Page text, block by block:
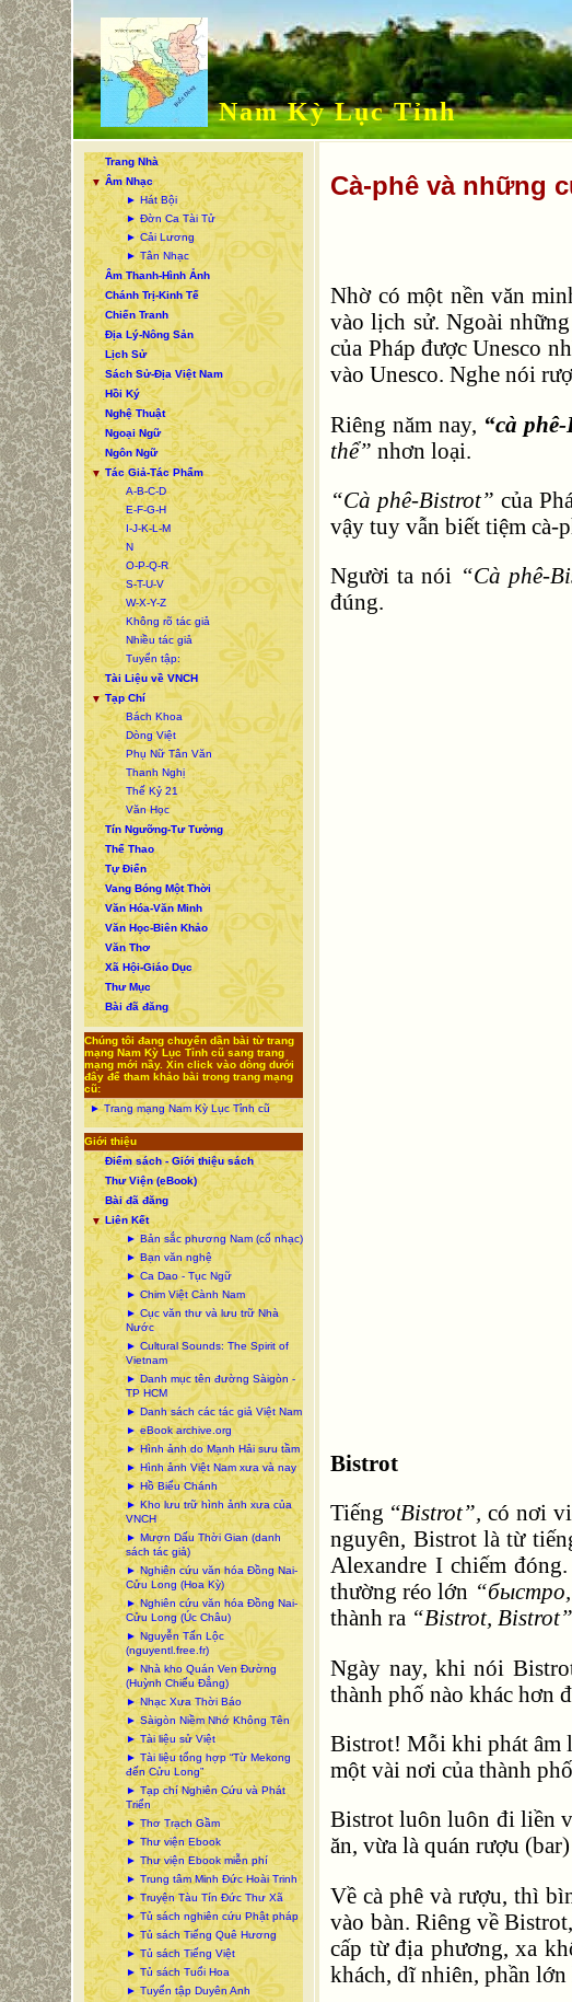
Nam Kỳ Lục Tỉnh
Trang Nhà
▼ Âm Nhạc
► Hát Bội
► Đờn Ca Tài Tử
► Cải Lương
► Tân Nhạc
Âm Thanh-Hình Ảnh
Chánh Trị-Kinh Tế
Chiến Tranh
Địa Lý-Nông Sản
Lịch Sử
Sách Sử-Địa Việt Nam
Hồi Ký
Nghệ Thuật
Ngoại Ngữ
Ngôn Ngữ
▼ Tác Giả-Tác Phẩm
A-B-C-D
E-F-G-H
I-J-K-L-M
N
O-P-Q-R
S-T-U-V
W-X-Y-Z
Không rõ tác giả
Nhiều tác giả
Tuyển tập:
Tài Liệu về VNCH
▼ Tạp Chí
Bách Khoa
Dòng Việt
Phụ Nữ Tân Văn
Thanh Nghị
Thế Kỷ 21
Văn Học
Tín Ngưỡng-Tư Tưởng
Thể Thao
Tự Điển
Vang Bóng Một Thời
Văn Hóa-Văn Minh
Văn Học-Biên Khảo
Văn Thơ
Xã Hội-Giáo Dục
Thư Mục
Bài đã đăng
Chúng tôi đang chuyển dần bài từ trang
mạng Nam Kỳ Lục Tỉnh cũ sang trang
mạng mới nầy. Xin click vào dòng dưới
đây để tham khảo bài trong trang mạng
cũ:
► Trang mạng Nam Kỳ Lục Tỉnh cũ
Giới thiệu
Điểm sách - Giới thiệu sách
Thư Viện (eBook)
Bài đã đăng
▼ Liên Kết
► Bản sắc phương Nam (cổ nhạc)
► Bạn văn nghệ
► Ca Dao - Tục Ngữ
► Chim Việt Cành Nam
► Cục văn thư và lưu trữ Nhà
Nước
► Cultural Sounds: The Spirit of
Vietnam
► Danh mục tên đường Sàigòn -
TP HCM
► Danh sách các tác giả Việt Nam
► eBook archive.org
► Hình ảnh do Mạnh Hải sưu tầm
► Hình ảnh Việt Nam xưa và nay
► Hồ Biểu Chánh
► Kho lưu trữ hình ảnh xưa của
VNCH
► Mượn Dấu Thời Gian (danh
sách tác giả)
► Nghiên cứu văn hóa Đồng Nai-
Cửu Long (Hoa Kỳ)
► Nghiên cứu văn hóa Đồng Nai-
Cửu Long (Úc Châu)
► Nguyễn Tấn Lộc
(nguyentl.free.fr)
► Nhà kho Quán Ven Đường
(Huỳnh Chiếu Đẳng)
► Nhạc Xưa Thời Báo
► Sàigòn Niềm Nhớ Không Tên
► Tài liệu sử Việt
► Tài liệu tổng hợp “Từ Mekong
đến Cửu Long”
► Tạp chí Nghiên Cứu và Phát
Triển
► Thơ Trạch Gầm
► Thư viện Ebook
► Thư viện Ebook miễn phí
► Trung tâm Minh Đức Hoài Trinh
► Truyện Tàu Tín Đức Thư Xã
► Tủ sách nghiên cứu Phật pháp
► Tủ sách Tiếng Quê Hương
► Tủ sách Tiếng Việt
► Tủ sách Tuổi Hoa
► Tuyển tập Duyên Anh
Cà-phê và những
Nhờ có một nền văn
vào lịch sử. Ngoài
của Pháp được Unesco
vào Unesco. Nghe nói
Riêng năm nay, “cà
thể” nhơn loại.
“Cà phê-Bistrot”của
vậy tuy vẫn biết tiệm cà-
Người ta nói “Cà phê-
đúng.
Bistrot
Tiếng “Bistrot”,có nơi
nguyên, Bistrot là từ
Alexandre I chiếm
thường réo lớn
thành ra “Bistrot,
Ngày nay, khi nói
thành phố nào khác hơn
Bistrot! Mỗi khi phát âm
một vài nơi của thành
Bistrot luôn luôn đi liền
ăn, vừa là quán rượu
Về cà phê và rượu, thì
vào bàn. Riêng về
cấp từ địa phương, xa
khách, dĩ nhiên, phần